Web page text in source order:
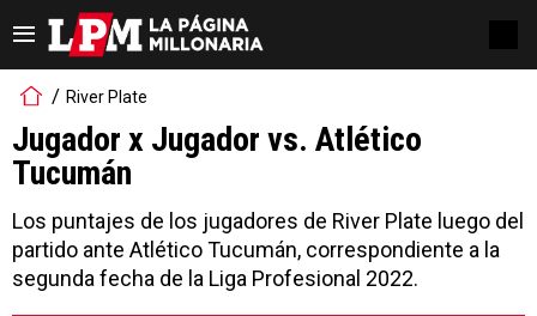
River Plate
Jugador x Jugador vs. Atlético
Tucumán
Los puntajes de los jugadores de River Plate luego del
partido ante Atlético Tucumán, correspondiente a la
segunda fecha de la Liga Profesional 2022.